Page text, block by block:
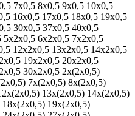
7х0,5 8х0,5 9х0,5 10х0,5
16х0,5 17х0,5 18х0,5 19х0,5
30х0,5 37х0,5 40х0,5
5х2х0,5 6х2х0,5 7х2х0,5
12х2х0,5 13х2х0,5 14х2х0,5
19х2х0,5 20х2х0,5
30х2х0,5 2х(2х0,5)
7х(2х0,5) 8х(2х0,5)
13х(2х0,5) 14х(2х0,5)
18х(2х0,5) 19х(2х0,5)